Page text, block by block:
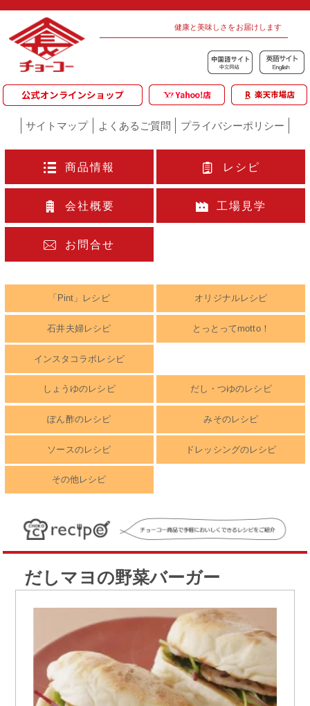
健康と美味しさをお届けします
サイトマップ よくあるご質問 プライバシーポリシー
商品情報 レシピ
会社概要 工場見学
お問合せ
「Pint」レシピ オリジナルレシピ
石井夫婦レシピ とっとってmotto！
インスタコラボレシピ
しょうゆのレシピ だし・つゆのレシピ
ぽん酢のレシピ みそのレシピ
ソースのレシピ ドレッシングのレシピ
その他レシピ
だしマヨの野菜バーガー